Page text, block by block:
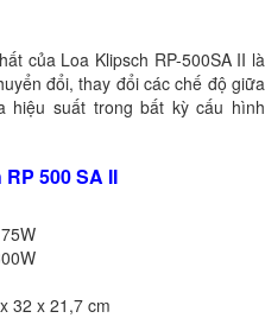
của Loa Klipsch RP-500SA II là
đổi, thay đổi các chế độ giữa
hiệu suất trong bất kỳ cấu hình
500 SA II
32 x 21,7 cm